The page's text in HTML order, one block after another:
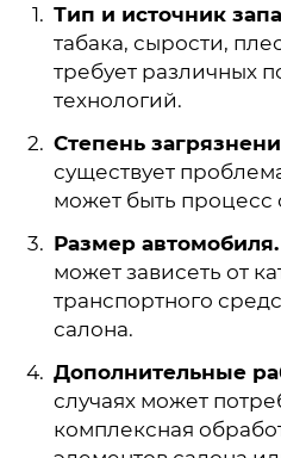
Тип и источник
табака, сырости,
требует различных
технологий.
Степень
существует
может быть процесс
Размер автомобиля.
может зависеть от
транспортного
салона.
Дополнительные
случаях может
комплексная